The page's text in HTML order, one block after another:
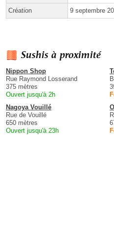
Création 9 septembre
Sushis à proximité
Nippon Shop
Rue Raymond Losserand
375 mètres
Ouvert jusqu'à 2h
Nagoya Vouillé
Rue de Vouillé
650 mètres
Ouvert jusqu'à 23h